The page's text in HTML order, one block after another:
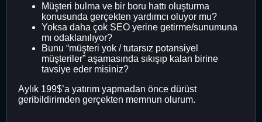
Müşteri bulma ve bir boru hattı oluşturma
konusunda gerçekten yardımcı oluyor mu?
Yoksa daha çok SEO yerine getirme/sunumuna
mı odaklanılıyor?
Bunu “müşteri yok / tutarsız potansiyel
müşteriler” aşamasında sıkışıp kalan birine
tavsiye eder misiniz?
Aylık 199$’a yatırım yapmadan önce dürüst
geribildirimden gerçekten memnun olurum.